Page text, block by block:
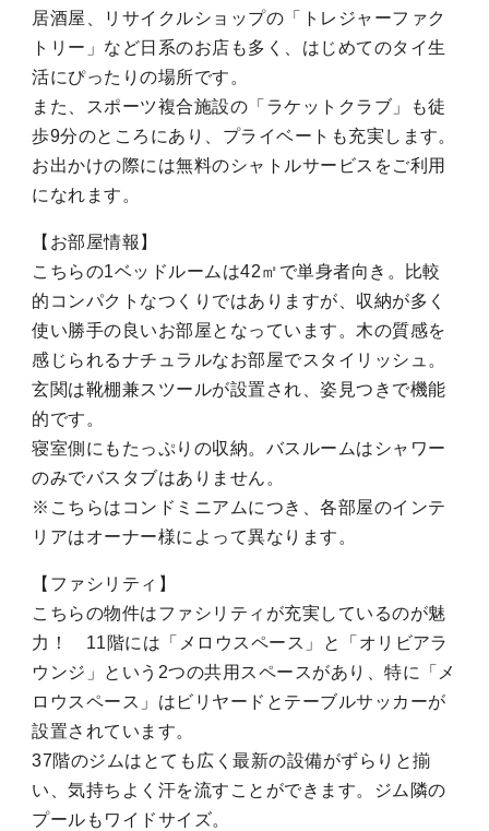
居酒屋、リサイクルショップの「トレジャーファク
トリー」など日系のお店も多く、はじめてのタイ生
活にぴったりの場所です。
また、スポーツ複合施設の「ラケットクラブ」も徒
歩9分のところにあり、プライベートも充実します。
お出かけの際には無料のシャトルサービスをご利用
になれます。
【お部屋情報】
こちらの1ベッドルームは42㎡で単身者向き。比較
的コンパクトなつくりではありますが、収納が多く
使い勝手の良いお部屋となっています。木の質感を
感じられるナチュラルなお部屋でスタイリッシュ。
玄関は靴棚兼スツールが設置され、姿見つきで機能
的です。
寝室側にもたっぷりの収納。バスルームはシャワー
のみでバスタブはありません。
※こちらはコンドミニアムにつき、各部屋のインテ
リアはオーナー様によって異なります。
【ファシリティ】
こちらの物件はファシリティが充実しているのが魅
力！ 11階には「メロウスペース」と「オリビアラ
ウンジ」という2つの共用スペースがあり、特に「メ
ロウスペース」はビリヤードとテーブルサッカーが
設置されています。
37階のジムはとても広く最新の設備がずらりと揃
い、気持ちよく汗を流すことができます。ジム隣の
プールもワイドサイズ。